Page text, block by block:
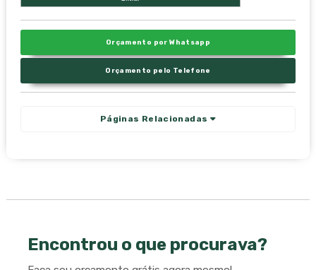
Orçamento por Whatsapp
Orçamento pelo Telefone
Páginas Relacionadas
Encontrou o que procurava?